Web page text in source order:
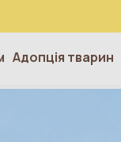
Адопція тварин